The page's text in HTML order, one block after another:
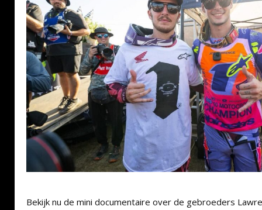
Bekijk nu de mini documentaire over de gebroeders